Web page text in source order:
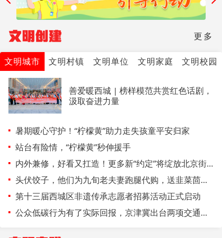
文明创建 更多
文明城市 文明村镇 文明单位 文明家庭 文明校园
善爱暖西城 | 榜样模范共赏红色话剧，
汲取奋进力量
暑期暖心守护！“柠檬黄”助力走失孩童平安归家
站台有险情，“柠檬黄”秒伸援手
内外兼修，好看又扛造！更多新“约定”将绽放北京街头
头伏饺子，他们为九旬老夫妻跑腿代购，送韭菜茴香上门
第十三届西城区非遗传承志愿者招募活动正式启动
公众低碳行为有了实际回报，京津冀出台两项交通领域碳普惠协同地方